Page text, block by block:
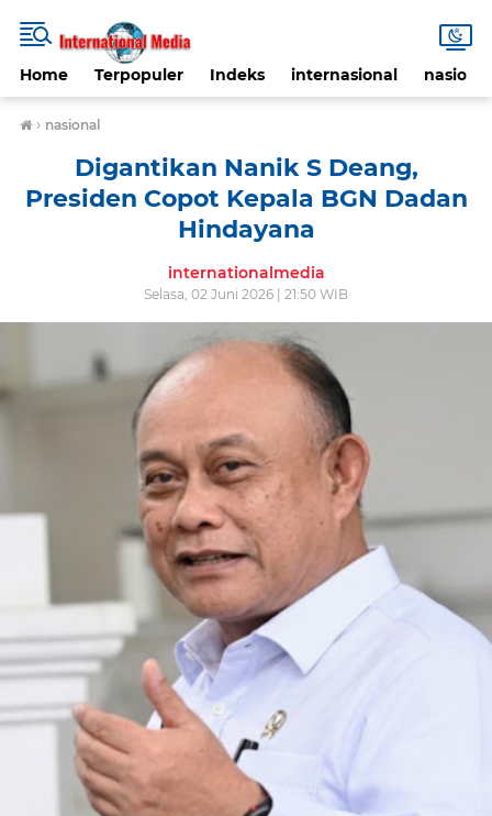
Home Terpopuler Indeks internasional nasional
› nasional
Digantikan Nanik S Deang,
Presiden Copot Kepala BGN Dadan
Hindayana
internationalmedia
Selasa, 02 Juni 2026 | 21:50 WIB